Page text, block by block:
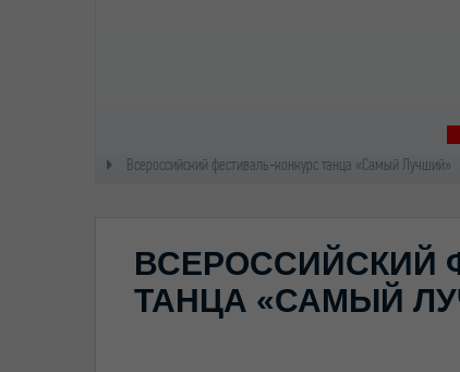
Всероссийский фестиваль-конкурс танца «Самый Лучший»
ВСЕРОССИЙСКИЙ
ТАНЦА «САМЫЙ